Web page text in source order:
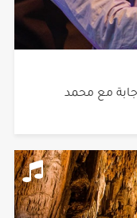
مع محمد